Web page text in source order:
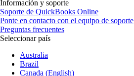
Información y soporte
Soporte de QuickBooks Online
Ponte en contacto con el equipo de soporte
Preguntas frecuentes
Seleccionar país
Australia
Brazil
Canada (English)